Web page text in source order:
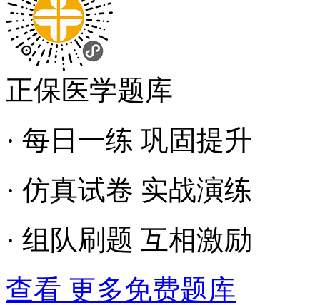
正保医学题库
· 每日一练 巩固提升
· 仿真试卷 实战演练
· 组队刷题 互相激励
查看 更多免费题库